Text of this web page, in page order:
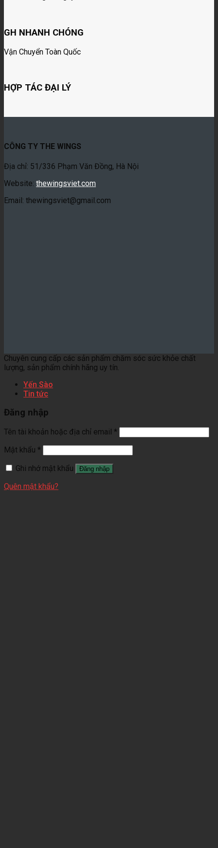
GH NHANH CHÓNG
Vận Chuyển Toàn Quốc
HỢP TÁC ĐẠI LÝ
CÔNG TY THE WINGS
Địa chỉ: 51/336 Phạm Văn Đồng, Hà Nội
Website: thewingsviet.com
Email: thewingsviet@gmail.com
Chuyên cung cấp các sản phẩm chăm sóc sức khỏe chất
lượng, sản phẩm chính hãng uy tín.
Yến Sào
Tin tức
Đăng nhập
Tên tài khoản hoặc địa chỉ email *
Mật khẩu *
Ghi nhớ mật khẩu
Đăng nhập
Quên mật khẩu?